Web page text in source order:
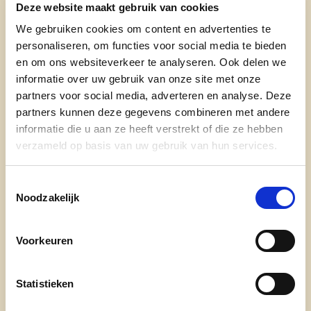
Deze website maakt gebruik van cookies
We gebruiken cookies om content en advertenties te
personaliseren, om functies voor social media te bieden
en om ons websiteverkeer te analyseren. Ook delen we
informatie over uw gebruik van onze site met onze
partners voor social media, adverteren en analyse. Deze
partners kunnen deze gegevens combineren met andere
informatie die u aan ze heeft verstrekt of die ze hebben
verzameld op basis van uw gebruik van hun services.
Noodzakelijk
Voorkeuren
Statistieken
19u35 – Aspecten van een goed fietsbeleid door
Wies Callens, woordvoerder van de Fietserbond
20u35 – Reflecties door Martine Fournier,
Vlaams Parlementslid voor cd&v en Bart
Naeyaert, gedeputeerde provincie West-
Vlaanderen
21u00 – Netwerkreceptie
Wanneer